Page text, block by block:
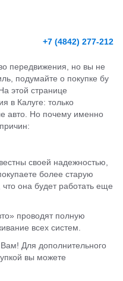
+7 (4842) 277-212
передвижения, но вы не
подумайте о покупке бу
этой странице
в Калуге: только
авто. Но почему именно
своей надежностью,
более старую
она будет работать еще
проводят полную
всех систем.
Для дополнительного
вы можете